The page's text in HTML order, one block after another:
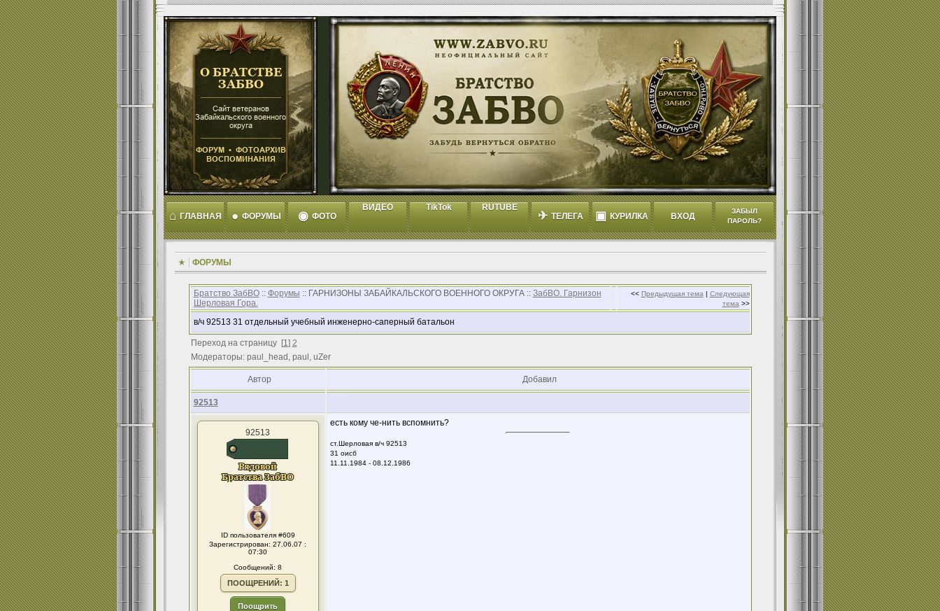
⌂ ГЛАВНАЯ ● ФОРУМЫ ◉ ФОТО
ВИДЕО TikTok RUTUBE
✈ ТЕЛЕГА ▣ КУРИЛКА ВХОД
ЗАБЫЛ
ПАРОЛЬ?
ФОРУМЫ
Братство ЗабВО:: Форумы :: ГАРНИЗОНЫ ЗАБАЙКАЛЬСКОГО ВОЕННОГО ОКРУГА :: ЗабВО. Гарнизон
Шерловая Гора.
<< Предыдущая тема | Следующая
тема >>
в/ч 92513 31 отдельный учебный инженерно-саперный батальон
Переход на страницу [1] 2
Модераторы: paul_head, paul, uZer
Автор Добавил
92513
92513
ID пользователя #609
Зарегистрирован: 27.06.07 :
07:30
Сообщений: 8
ПООЩРЕНИЙ: 1
Поощрить
есть кому че-нить вспомнить?
ст.Шерловая в/ч 92513
31 оисб
11.11.1984 - 08.12.1986